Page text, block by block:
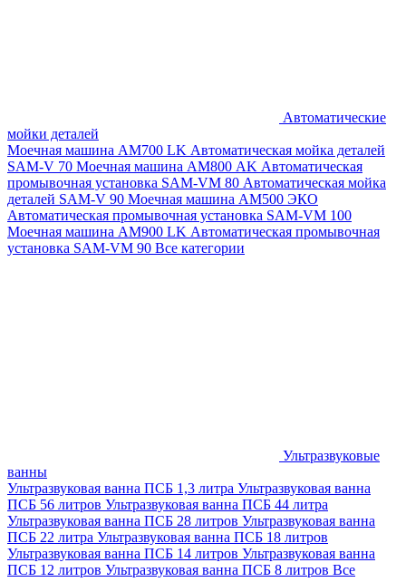
Автоматические
мойки деталей
Моечная машина AM700 LK Автоматическая мойка деталей
SAM-V 70 Моечная машина АМ800 AK Автоматическая
промывочная установка SAM-VM 80 Автоматическая мойка
деталей SAM-V 90 Моечная машина АМ500 ЭКО
Автоматическая промывочная установка SAM-VM 100
Моечная машина AM900 LK Автоматическая промывочная
установка SAM-VM 90 Все категории
Ультразвуковые
ванны
Ультразвуковая ванна ПСБ 1,3 литра Ультразвуковая ванна
ПСБ 56 литров Ультразвуковая ванна ПСБ 44 литра
Ультразвуковая ванна ПСБ 28 литров Ультразвуковая ванна
ПСБ 22 литра Ультразвуковая ванна ПСБ 18 литров
Ультразвуковая ванна ПСБ 14 литров Ультразвуковая ванна
ПСБ 12 литров Ультразвуковая ванна ПСБ 8 литров Все